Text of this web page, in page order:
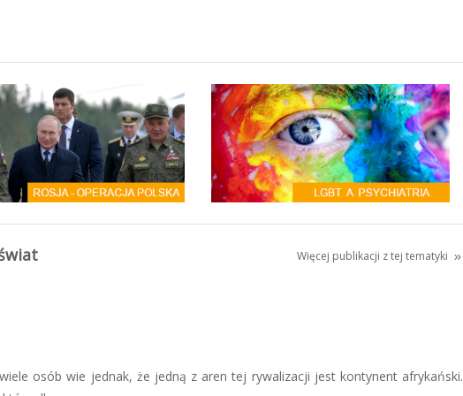
Więcej publikacji z tej tematyki
osób wie jednak, że jedną z aren tej rywalizacji jest kontynent afrykański.